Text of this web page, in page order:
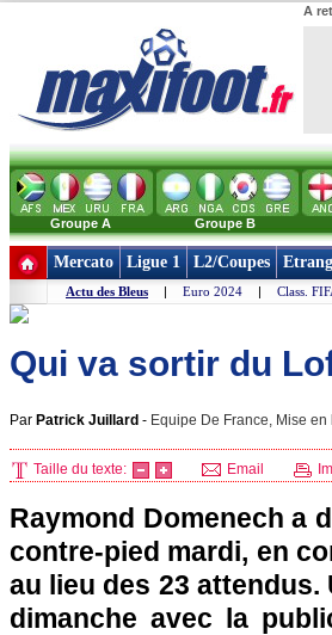
A
Groupe A Groupe B
Mercato Ligue 1 L2/Coupes
Actu des Bleus | Euro 2024 | Class.
Qui va sortir du
Par Patrick Juillard - Equipe De France, Mise en
Taille du texte: Email
Raymond Domenech a
contre-pied mardi, en
au lieu des 23
dimanche avec la